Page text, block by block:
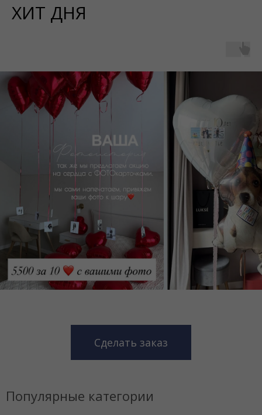
ХИТ ДНЯ
Сделать заказ
Популярные категории